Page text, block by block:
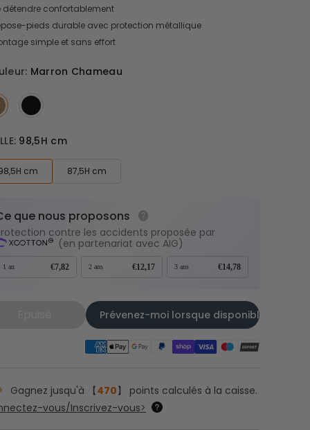
détendre confortablement
pieds durable avec protection métallique
simple et sans effort
Marron Chameau
98,5H cm
cm 87,5H cm
que nous proposons
contre les accidents proposée par
(en partenariat avec AIG)
1 an €7,82 2 ans €12,17 3 ans €14,78
Prévenez-moi lorsque disponible
Gagnez jusqu'à 【470】 points calculés à la caisse.
vous/Inscrivez-vous>